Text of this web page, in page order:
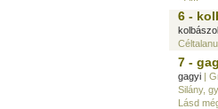
6 -
kolbászol
7 -
gagyi |
Silány,
Lásd